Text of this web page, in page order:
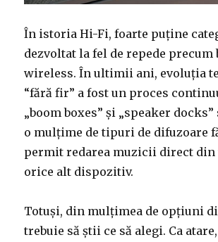
În istoria Hi-Fi, foarte puține
dezvoltat la fel de repede precum
wireless. În ultimii ani, evoluția
“fără fir” a fost un proces
„boom boxes” și „speaker
o mulțime de tipuri de difuzoare
permit redarea muzicii direct din
orice alt dispozitiv.
Totuși, din mulțimea de opțiuni
trebuie să știi ce să alegi. Ca